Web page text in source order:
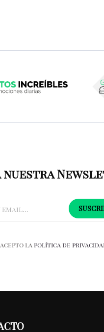
nuestra
la política de